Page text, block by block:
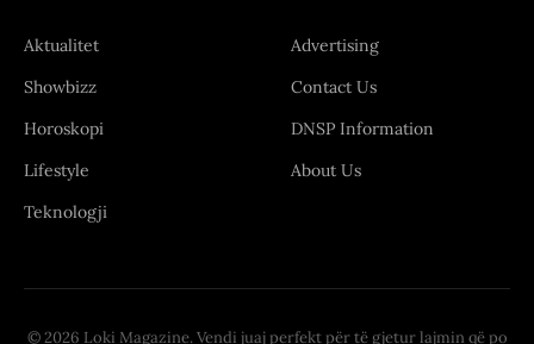
Aktualitet
Showbizz
Horoskopi
Lifestyle
Teknologji
Advertising
Contact Us
DNSP Information
About Us
© 2026 Loki Magazine. Vendi juaj perfekt për të gjetur lajmin që po